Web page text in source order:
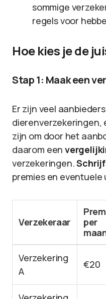
sommige
regels voor
Hoe kies je de
Stap 1: Maak een
Er zijn veel
dierenverzekeringen,
zijn om door het
daarom een
verzekeringen.
premies en eventuele
Verzekeraar
per
Verzekering
A
€20